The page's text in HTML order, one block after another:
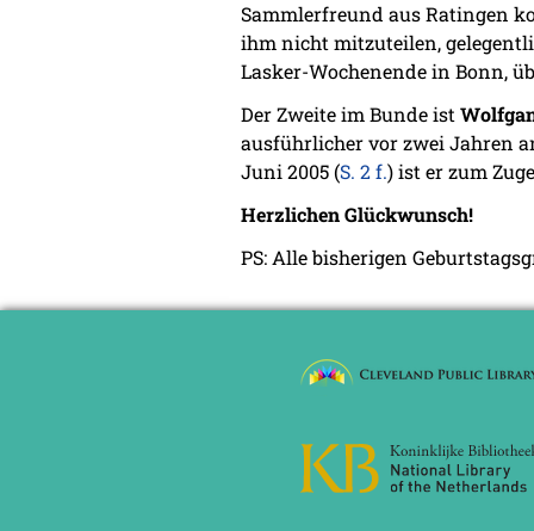
Sammlerfreund aus Ratingen
ihm nicht mitzuteilen,
Lasker-Wochenende in Bonn,
Der Zweite im Bunde ist
ausführlicher vor zwei Jahren
Juni 2005 (S. 2 f.) ist er zum
Herzlichen Glückwunsch!
PS: Alle bisherigen